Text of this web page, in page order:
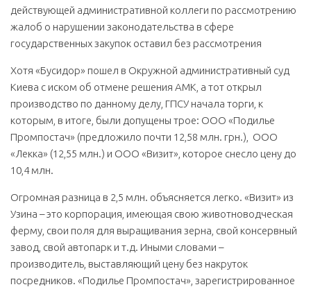
действующей административной коллеги по рассмотрению
жалоб о нарушении законодательства в сфере
государственных закупок оставил без рассмотрения
Хотя «Бусидор» пошел в Окружной административный суд
Киева с иском об отмене решения АМК, а тот открыл
производство по данному делу, ГПСУ начала торги, к
которым, в итоге, были допущены трое: ООО «Подилье
Промпостач» (предложило почти 12,58 млн. грн.), ООО
«Лекка» (12,55 млн.) и ООО «Визит», которое снесло цену до
10,4 млн.
Огромная разница в 2,5 млн. объясняется легко. «Визит» из
Узина – это корпорация, имеющая свою животноводческая
ферму, свои поля для выращивания зерна, свой консервный
завод, свой автопарк и т.д. Иными словами –
производитель, выставляющий цену без накруток
посредников. «Подилье Промпостач», зарегистрированное